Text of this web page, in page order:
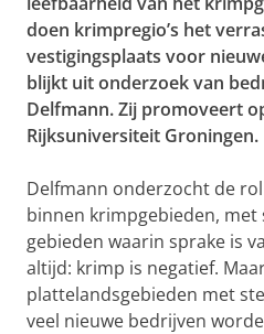
doen krimpregio’s het
vestigingsplaats voor
blijkt uit onderzoek van
Delfmann. Zij promoveert
Rijksuniversiteit Groningen.
Delfmann onderzocht de
binnen krimpgebieden,
gebieden waarin sprake is
altijd: krimp is negatief.
plattelandsgebieden met
veel nieuwe bedrijven